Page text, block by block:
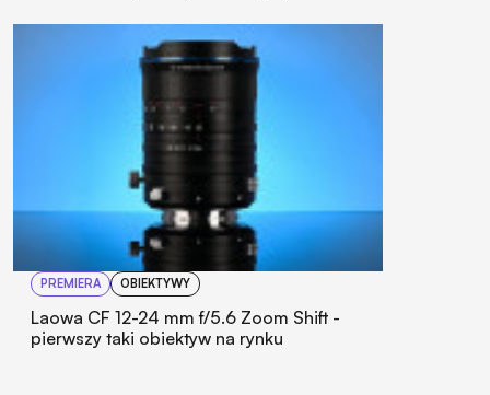
PREMIERA OBIEKTYWY
Laowa CF 12-24 mm f/5.6 Zoom Shift -
pierwszy taki obiektyw na rynku